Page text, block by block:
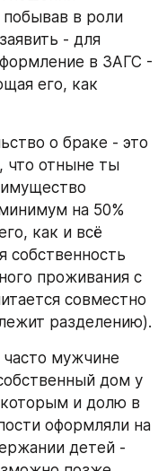
побывав в роли
- для
в ЗАГС -
его, как
о браке - это
что отныне ты
на 50%
как и всё
собственность
проживания с
совместно
разделению).
часто мужчине
дом у
и долю в
оформляли на
детей -